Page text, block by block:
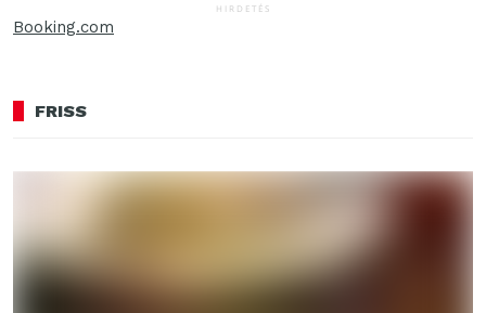
HIRDETÉS
Booking.com
FRISS